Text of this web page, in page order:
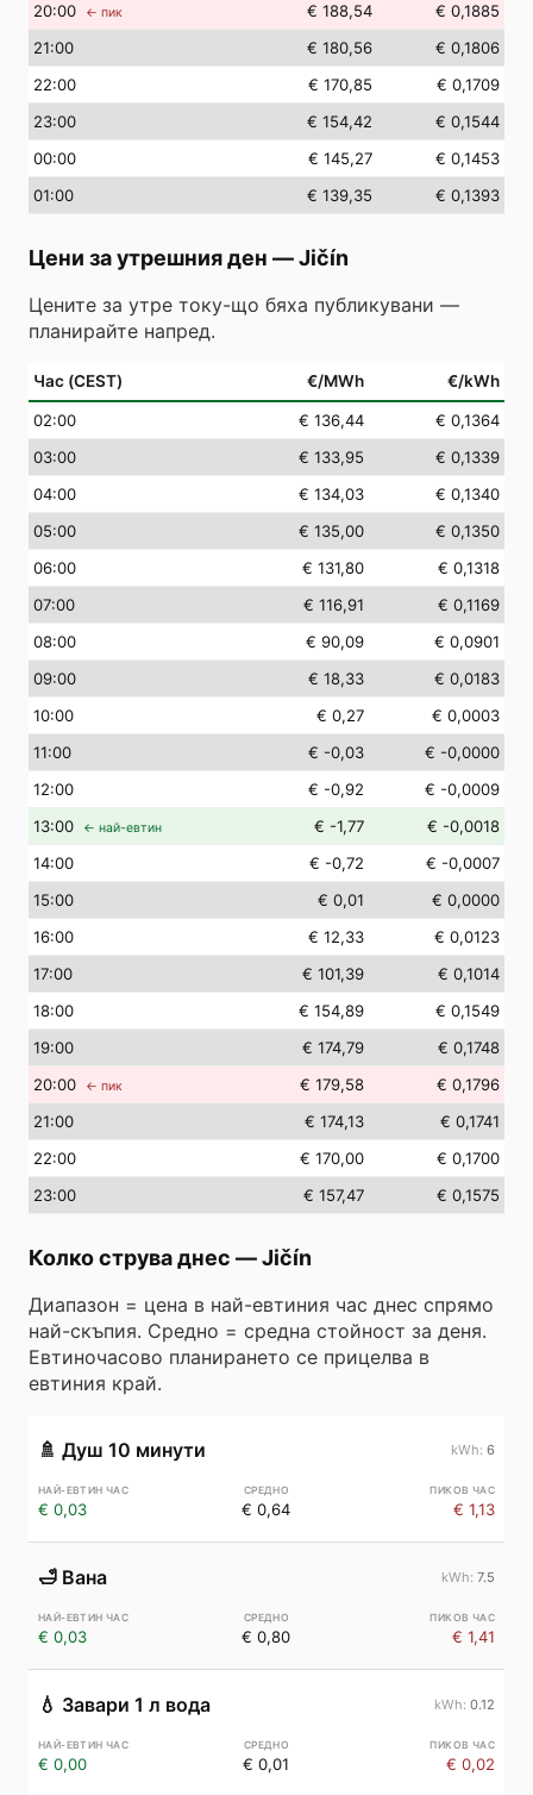
20:00 ← пик € 188,54
€ 0,1885
21:00 € 180,56
€ 0,1806
22:00 € 170,85
€ 0,1709
23:00 € 154,42
€ 0,1544
00:00 € 145,27
€ 0,1453
01:00 € 139,35 € 0,1393
Цени за утрешния ден —Jičín
Цените за утре току-що бяха публикувани —
планирайте напред.
Час (CEST) €/MWh €/kWh
02:00 € 136,44
€ 0,1364
03:00 € 133,95
€ 0,1339
04:00 € 134,03
€ 0,1340
05:00 € 135,00
€ 0,1350
06:00 € 131,80
€ 0,1318
07:00 € 116,91
€ 0,1169
08:00 € 90,09
€ 0,0901
09:00 € 18,33
€ 0,0183
10:00 € 0,27
€ 0,0003
11:00 € -0,03
€ -0,0000
12:00 € -0,92
€ -0,0009
13:00 ← най-евтин € -1,77
€ -0,0018
14:00 € -0,72
€ -0,0007
15:00 € 0,01
€ 0,0000
16:00 € 12,33
€ 0,0123
17:00 € 101,39
€ 0,1014
18:00 € 154,89
€ 0,1549
19:00 € 174,79
€ 0,1748
20:00 ← пик € 179,58
€ 0,1796
21:00 € 174,13
€ 0,1741
22:00 € 170,00
€ 0,1700
23:00 € 157,47 € 0,1575
Колко струва днес —Jičín
Диапазон = цена в най-евтиния час днес спрямо
най-скъпия. Средно = средна стойност за деня.
Евтиночасово планирането се прицелва в
евтиния край.
🚿 Душ 10 минути 6
€ 0,03 € 0,64 € 1,13
🛁 Вана 7.5
€ 0,03 € 0,80 € 1,41
💧 Завари 1 л вода 0.12
€ 0,00 € 0,01 € 0,02